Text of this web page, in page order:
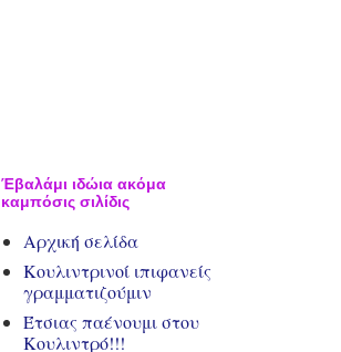
Έβαλάμι ιδώια ακόμα
καμπόσις σιλίδις
Αρχική σελίδα
Κουλιντρινοί ιπιφανείς
γραμματιζούμιν
Έτσιας παένουμι στου
Κουλιντρό!!!